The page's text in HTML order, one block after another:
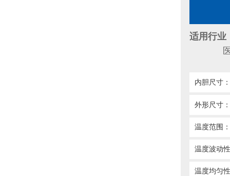
适用行业
医疗
内胆尺寸：
外形尺寸
温度范围
温度波动
温度均匀